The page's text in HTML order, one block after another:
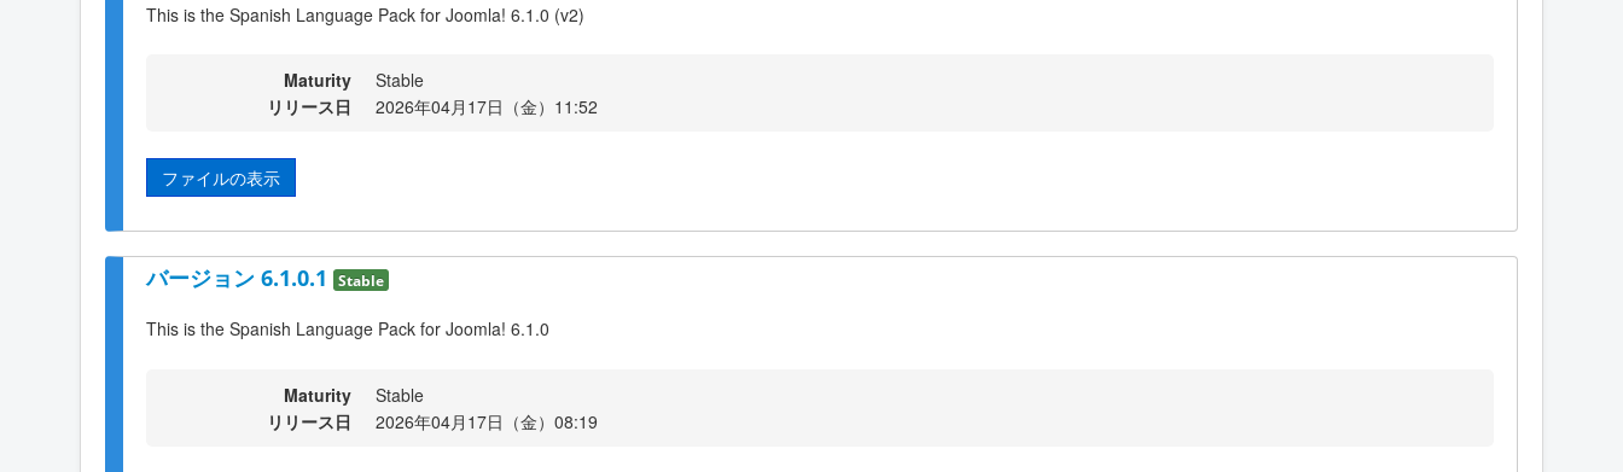
This is the Spanish Language Pack for Joomla! 6.1.0 (v2)
Maturity
Stable
リリース日
2026年04月17日（金）11:52
ファイルの表示
バージョン 6.1.0.1 Stable
This is the Spanish Language Pack for Joomla! 6.1.0
Maturity
Stable
リリース日
2026年04月17日（金）08:19